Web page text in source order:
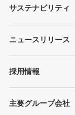
MUFGブランド
ガバナンス
事業内容
財務情報
債券・格付情報
個人投資家の皆さ
各種レポート
サステナビリティ
各種レポート/デ
方針/ガイドライン
イニシアティブ
環境
ニュースリリース
採用情報
主要グループ会社